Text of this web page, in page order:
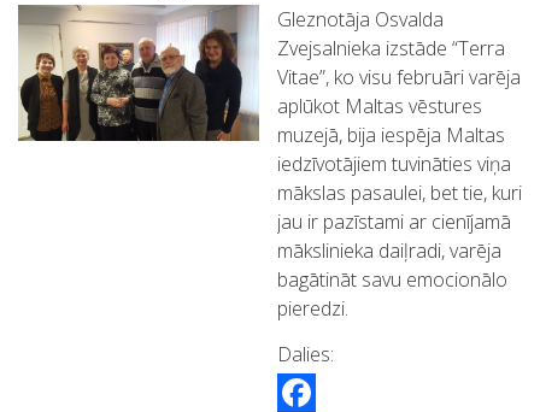
Gleznotāja Osvalda
Zvejsalnieka izstāde “Terra
Vitae”, ko visu februāri varēja
aplūkot Maltas vēstures
muzejā, bija iespēja Maltas
iedzīvotājiem tuvināties viņa
mākslas pasaulei, bet tie, kuri
jau ir pazīstami ar cienījamā
mākslinieka daiļradi, varēja
bagātināt savu emocionālo
pieredzi.
Dalies: